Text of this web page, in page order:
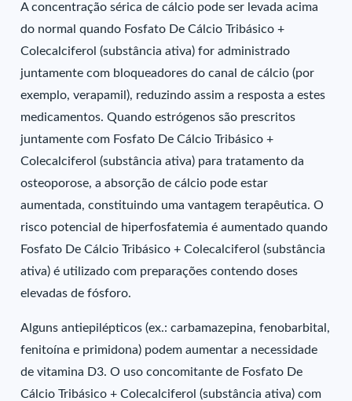
A concentração sérica de cálcio pode ser levada acima
do normal quando Fosfato De Cálcio Tribásico +
Colecalciferol (substância ativa) for administrado
juntamente com bloqueadores do canal de cálcio (por
exemplo, verapamil), reduzindo assim a resposta a estes
medicamentos. Quando estrógenos são prescritos
juntamente com Fosfato De Cálcio Tribásico +
Colecalciferol (substância ativa) para tratamento da
osteoporose, a absorção de cálcio pode estar
aumentada, constituindo uma vantagem terapêutica. O
risco potencial de hiperfosfatemia é aumentado quando
Fosfato De Cálcio Tribásico + Colecalciferol (substância
ativa) é utilizado com preparações contendo doses
elevadas de fósforo.
Alguns antiepilépticos (ex.: carbamazepina, fenobarbital,
fenitoína e primidona) podem aumentar a necessidade
de vitamina D3. O uso concomitante de Fosfato De
Cálcio Tribásico + Colecalciferol (substância ativa) com